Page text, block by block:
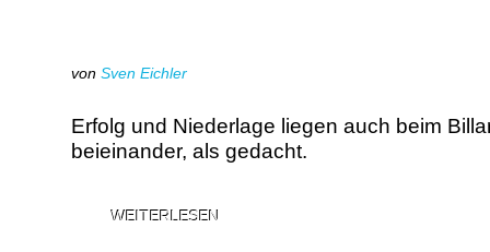
von Sven Eichler
Erfolg und Niederlage liegen auch beim
beieinander, als gedacht.
WEITERLESEN